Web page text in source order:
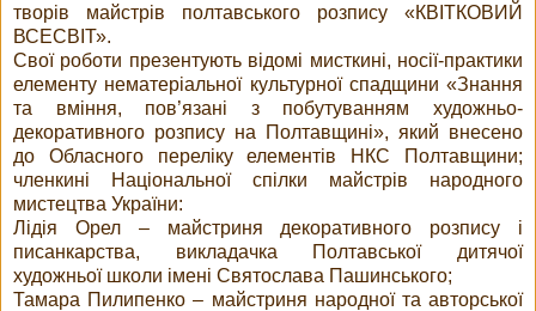
творів майстрів полтавського розпису «КВІТКОВИЙ
ВСЕСВІТ».
Свої роботи презентують відомі мисткині, носії-практики
елементу нематеріальної культурної спадщини «Знання
та вміння, пов’язані з побутуванням художньо-
декоративного розпису на Полтавщині», який внесено
до Обласного переліку елементів НКС Полтавщини;
членкині Національної спілки майстрів народного
мистецтва України:
Лідія Орел – майстриня декоративного розпису і
писанкарства, викладачка Полтавської дитячої
художньої школи імені Святослава Пашинського;
Тамара Пилипенко – майстриня народної та авторської